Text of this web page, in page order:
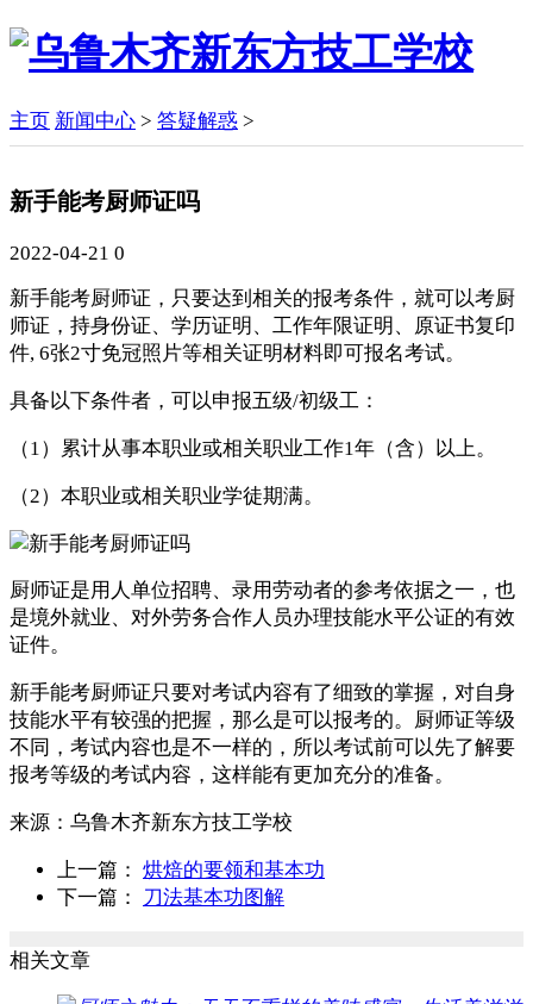
主页 新闻中心 > 答疑解惑 >
新手能考厨师证吗
2022-04-21 0
新手能考厨师证，只要达到相关的报考条件，就可以考厨
师证，持身份证、学历证明、工作年限证明、原证书复印
件, 6张2寸免冠照片等相关证明材料即可报名考试。
具备以下条件者，可以申报五级/初级工：
（1）累计从事本职业或相关职业工作1年（含）以上。
（2）本职业或相关职业学徒期满。
厨师证是用人单位招聘、录用劳动者的参考依据之一，也
是境外就业、对外劳务合作人员办理技能水平公证的有效
证件。
新手能考厨师证只要对考试内容有了细致的掌握，对自身
技能水平有较强的把握，那么是可以报考的。厨师证等级
不同，考试内容也是不一样的，所以考试前可以先了解要
报考等级的考试内容，这样能有更加充分的准备。
来源： 乌鲁木齐新东方技工学校
上一篇： 烘焙的要领和基本功
下一篇：
刀法基本功图解
相关文章